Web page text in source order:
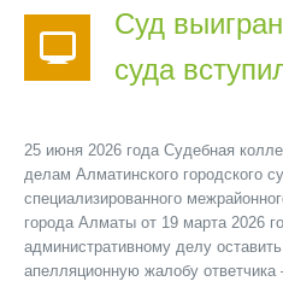
Суд
суда
25 июня 2026 года Судебная
делам Алматинского городского
специализированного
города Алматы от 19 марта 2026
административному делу
апелляционную жалобу ответчика